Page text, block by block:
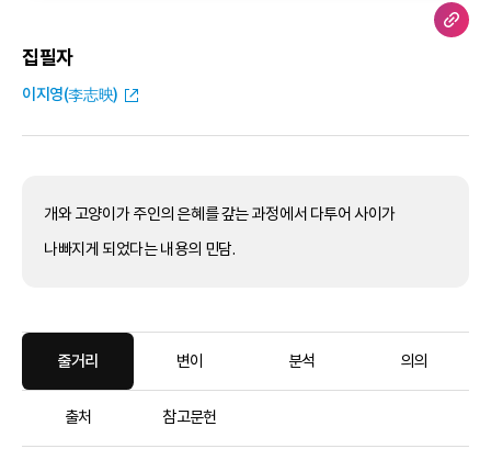
집필자
이지영(李志映)
개와 고양이가 주인의 은혜를 갚는 과정에서 다투어 사이가
나빠지게 되었다는 내용의 민담.
줄거리 변이 분석 의의
출처 참고문헌